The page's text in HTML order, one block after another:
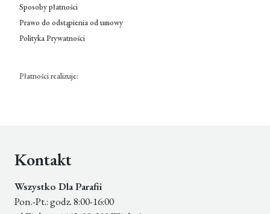
Sposoby płatności
Prawo do odstąpienia od umowy
Polityka Prywatności
Płatności realizuje:
Kontakt
Wszystko Dla Parafii
Pon.-Pt.: godz. 8:00-16:00